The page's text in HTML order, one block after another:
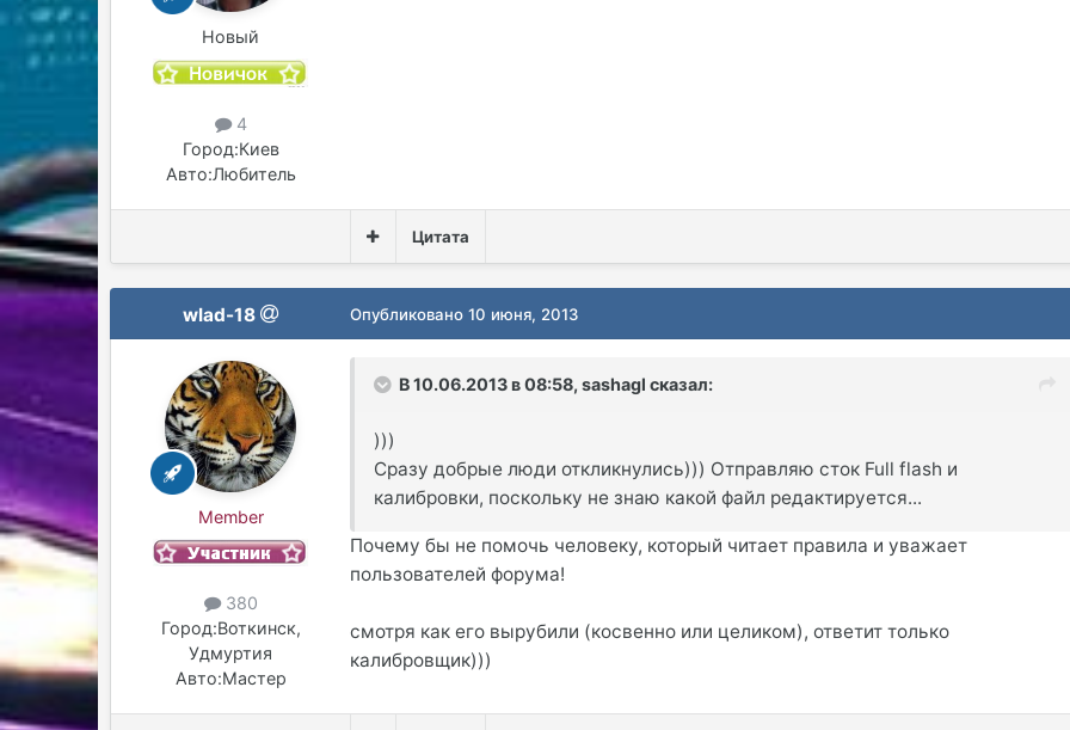
Новый
4
Город:Киев
Авто:Любитель
Цитата
wlad-18
Member
380
Город:Воткинск,
Удмуртия
Авто:Мастер
Опубликовано10 июня, 2013
В 10.06.2013 в 08:58, sashagl сказал:
)))
Сразу добрые люди откликнулись))) Отправляю сток Full flash и
калибровки, поскольку не знаю какой файл редактируется...
Почему бы не помочь человеку, который читает правила и уважает
пользователей форума!
смотря как его вырубили (косвенно или целиком), ответит только
калибровщик)))